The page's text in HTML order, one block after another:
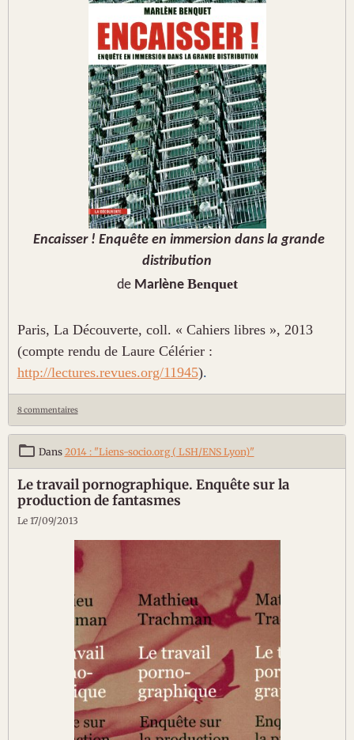
Encaisser ! Enquête en immersion dans la grande
distribution
de Marlène Benquet
Paris, La Découverte, coll. « Cahiers libres », 2013
(compte rendu de Laure Célérier :
http://lectures.revues.org/11945).
8 commentaires
Dans 2014 : "Liens-socio.org ( LSH/ENS Lyon)"
Le travail pornographique. Enquête sur la
production de fantasmes
Le 17/09/2013